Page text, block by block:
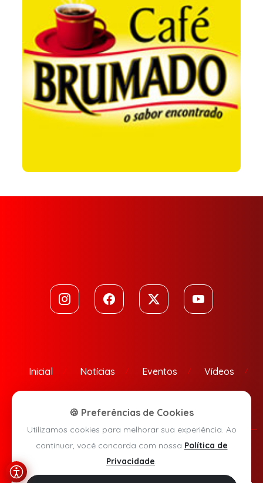
Inicial Notícias Eventos Vídeos
Política de Privacidade
Agora Sudoeste © 2026 - Todos os direitos reservados.
🍪 Preferências de Cookies
Utilizamos cookies para melhorar sua experiência. Ao
continuar, você concorda com nossa Política de
Privacidade.